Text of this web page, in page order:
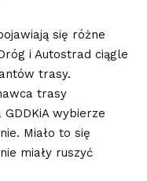
się różne
i Autostrad ciągle
trasy.
trasy
wybierze
Miało to się
miały ruszyć